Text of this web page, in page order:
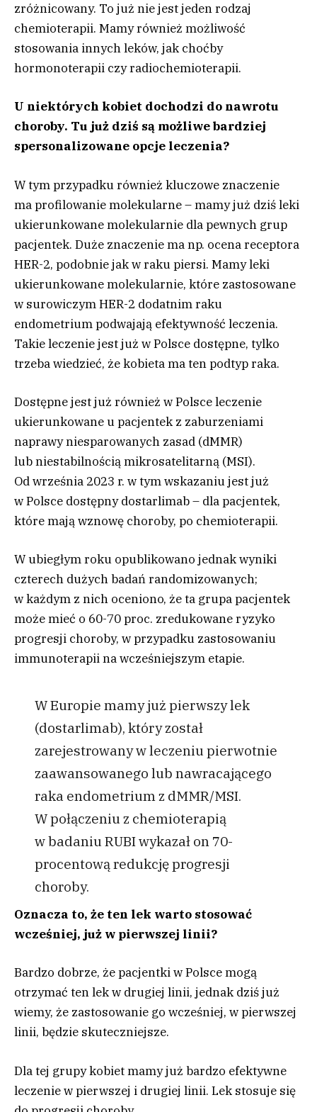
zróżnicowany. To już nie jest jeden rodzaj
chemioterapii. Mamy również możliwość
stosowania innych leków, jak choćby
hormonoterapii czy radiochemioterapii.
U niektórych kobiet dochodzi do nawrotu
choroby. Tu już dziś są możliwe bardziej
spersonalizowane opcje leczenia?
W tym przypadku również kluczowe znaczenie
ma profilowanie molekularne – mamy już dziś leki
ukierunkowane molekularnie dla pewnych grup
pacjentek. Duże znaczenie ma np. ocena receptora
HER-2, podobnie jak w raku piersi. Mamy leki
ukierunkowane molekularnie, które zastosowane
w surowiczym HER-2 dodatnim raku
endometrium podwajają efektywność leczenia.
Takie leczenie jest już w Polsce dostępne, tylko
trzeba wiedzieć, że kobieta ma ten podtyp raka.
Dostępne jest już również w Polsce leczenie
ukierunkowane u pacjentek z zaburzeniami
naprawy niesparowanych zasad (dMMR)
lub niestabilnością mikrosatelitarną (MSI).
Od września 2023 r. w tym wskazaniu jest już
w Polsce dostępny dostarlimab – dla pacjentek,
które mają wznowę choroby, po chemioterapii.
W ubiegłym roku opublikowano jednak wyniki
czterech dużych badań randomizowanych;
w każdym z nich oceniono, że ta grupa pacjentek
może mieć o 60-70 proc. zredukowane ryzyko
progresji choroby, w przypadku zastosowaniu
immunoterapii na wcześniejszym etapie.
W Europie mamy już pierwszy lek
(dostarlimab), który został
zarejestrowany w leczeniu pierwotnie
zaawansowanego lub nawracającego
raka endometrium z dMMR/MSI.
W połączeniu z chemioterapią
w badaniu RUBI wykazał on 70-
procentową redukcję progresji
choroby.
Oznacza to, że ten lek warto stosować
wcześniej, już w pierwszej linii?
Bardzo dobrze, że pacjentki w Polsce mogą
otrzymać ten lek w drugiej linii, jednak dziś już
wiemy, że zastosowanie go wcześniej, w pierwszej
linii, będzie skuteczniejsze.
Dla tej grupy kobiet mamy już bardzo efektywne
leczenie w pierwszej i drugiej linii. Lek stosuje się